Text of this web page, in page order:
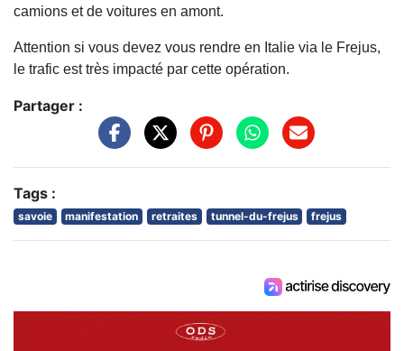
camions et de voitures en amont.
Attention si vous devez vous rendre en Italie via le Frejus,
le trafic est très impacté par cette opération.
Partager :
Tags :
savoie manifestation retraites tunnel-du-frejus frejus